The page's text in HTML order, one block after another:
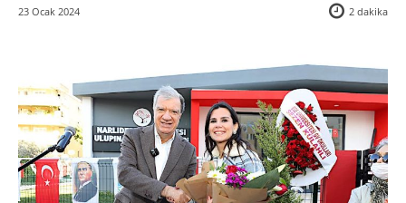
23 Ocak 2024 2 dakika